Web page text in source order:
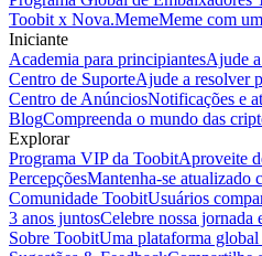
Toobit x Nova.MemeMeme com
Iniciante
Academia para principiantesAjude
Centro de SuporteAjude a resolver
Centro de AnúnciosNotificações e
BlogCompreenda o mundo das
Explorar
Programa VIP da ToobitAproveite
PercepçõesMantenha-se atualizado
Comunidade ToobitUsuários
3 anos juntosCelebre nossa jornada
Sobre ToobitUma plataforma